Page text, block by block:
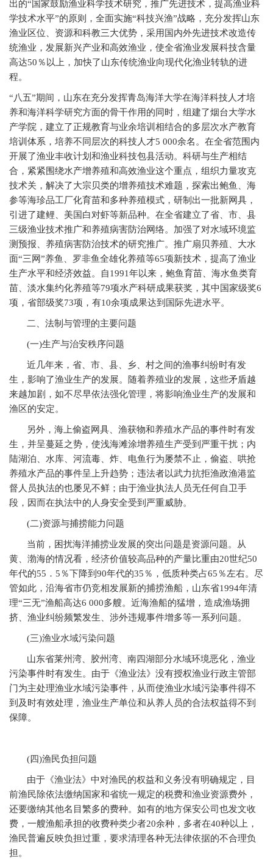
出的“国家鼓励渔业科学技术研究，推广先进技术，提高渔业科
学技术水平”的原则，全面实施“科技兴渔”战略，充分发挥山东
渔业区位、资源和科教三大优势，采用国内外先进技术改造传
统渔业，发展新兴产业和高效渔业，使全省渔业发展科技含量
高达50％以上，加快了山东传统渔业向现代化渔业转轨的进
程。
“八五”期间，山东在充分发挥青岛海洋大学在海洋科技人才培
养和海洋科学研究方面的骨干作用的同时，组建了烟台大学水
产学院，建立了正规教育与业余培训相结合的多层次水产教育
培训体系，培养不同层次的科技人才5 000余名。在全省范围内
开展了渔业丰收计划和渔业科技包县活动。科研与生产相结
合，紧紧围绕水产增养殖和高效渔业这个重点，组织力量攻克
技术关，解决了大宗贝类的增养殖技术难题，探索出鲍鱼、海
参等海珍品工厂化育苗和多种养殖模式，研制出一批新网具，
引进了建鲤、美国白对虾等新品种。在全省建立了省、市、县
三级渔业技术推广和养殖病害防治网络。加强了对水域环境监
测预报、养殖病害防治技术的研究推广。推广扇贝养殖、大水
面“三网”养鱼、罗非鱼全雄化养殖等65项新技术，提高了渔业
生产水平和经济效益。自1991年以来，鲍鱼育苗、海水鱼类育
苗、淡水集约化养殖等79项水产科研成果获奖，其中国家级奖6
项，省部级奖73项，有10余项成果达到国际先进水平。
二、法制与管理的主要问题
(一)生产与治安秩序问题
近几年来，省、市、县、乡、村之间的渔事纠纷时有发
生，影响了渔业生产的发展。随着养殖业的发展，这些矛盾越
来越加剧，如不尽早依法强化管理，将影响渔业生产的发展和
渔区的安定。
另外，海上偷盗网具、渔获物和养殖水产品的事件时有发
生，并呈蔓延之势，使浅海滩涂增养殖生产受到严重干扰；内
陆湖泊、水库、河流毒、炸、电鱼行为屡禁不止，偷盗、哄抢
养殖水产品的事件呈上升趋势；违法者以武力抗拒渔政渔港监
督人员执法的也屡见不鲜；由于渔业执法人员无任何自卫手
段，因而在执法中的人身安全受到严重威胁。
(二)资源与捕捞能力问题
当前，困扰海洋捕捞业发展的突出问题是资源问题。从
黄、渤海的情况看，经济价值较高品种的产量比重由20世纪50
年代的55．5％下降到90年代的35％，低质种类占65％左右。尽
管如此，沿海省市仍竞相发展新的捕捞渔船，山东省1994年清
理“三无”渔船高达6 000多艘。近海渔船的猛增，造成渔场拥
挤、渔业纠纷频繁发生、涉外违规事件增多等一系列问题。
(三)渔业水域污染问题
山东省莱州湾、胶州湾、南四湖部分水域环境恶化，渔业
污染事件时有发生。由于《渔业法》没有授权渔业行政主管部
门为主处理渔业水域污染事件，从而使渔业水域污染事件得不
到及时有效处理，渔业生产单位和从养人员的合法权益得不到
保障。
(四)渔民负担问题
由于《渔业法》中对渔民的权益和义务没有明确规定，目
前渔民除依法缴纳国家和省统一规定的税费和渔业资源费外，
还要缴纳其他名目繁多的费种。如有的地方保安公司也发文收
费，一艘渔船承担的收费种类少者20余种，多者在40种以上，
渔民普遍反映负担过重，要求清理各种无法律依据的不合理负
担。